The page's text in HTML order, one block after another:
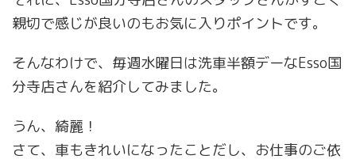
親切で感じが良いのもお気に入りポイントです。
そんなわけで、毎週水曜日は洗車半額デーなEsso国
分寺店さんを紹介してみました。
うん、綺麗！
さて、車もきれいになったことだし、お仕事のご依